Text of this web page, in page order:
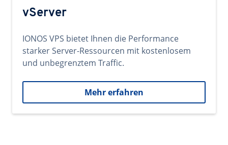
vServer
IONOS VPS bietet Ihnen die Performance
starker Server-Ressourcen mit kostenlosem
und unbegrenztem Traffic.
Mehr erfahren